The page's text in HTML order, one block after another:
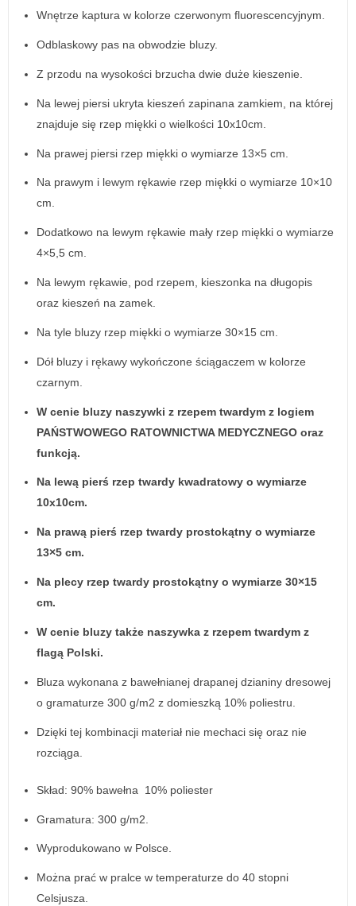
Wnętrze kaptura w kolorze czerwonym fluorescencyjnym.
Odblaskowy pas na obwodzie bluzy.
Z przodu na wysokości brzucha dwie duże kieszenie.
Na lewej piersi ukryta kieszeń zapinana zamkiem, na której
znajduje się rzep miękki o wielkości 10x10cm.
Na prawej piersi rzep miękki o wymiarze 13×5 cm.
Na prawym i lewym rękawie rzep miękki o wymiarze 10×10
cm.
Dodatkowo na lewym rękawie mały rzep miękki o wymiarze
4×5,5 cm.
Na lewym rękawie, pod rzepem, kieszonka na długopis
oraz kieszeń na zamek.
Na tyle bluzy rzep miękki o wymiarze 30×15 cm.
Dół bluzy i rękawy wykończone ściągaczem w kolorze
czarnym.
W cenie bluzy naszywki z rzepem twardym z logiem
PAŃSTWOWEGO RATOWNICTWA MEDYCZNEGO oraz
funkcją.
Na lewą pierś rzep twardy kwadratowy o wymiarze
10x10cm.
Na prawą pierś rzep twardy prostokątny o wymiarze
13×5 cm.
Na plecy rzep twardy prostokątny o wymiarze 30×15
cm.
W cenie bluzy także naszywka z rzepem twardym z
flagą Polski.
Bluza wykonana z bawełnianej drapanej dzianiny dresowej
o gramaturze 300 g/m2 z domieszką 10% poliestru.
Dzięki tej kombinacji materiał nie mechaci się oraz nie
rozciąga.
Skład: 90% bawełna 10% poliester
Gramatura: 300 g/m2.
Wyprodukowano w Polsce.
Można prać w pralce w temperaturze do 40 stopni
Celsjusza.